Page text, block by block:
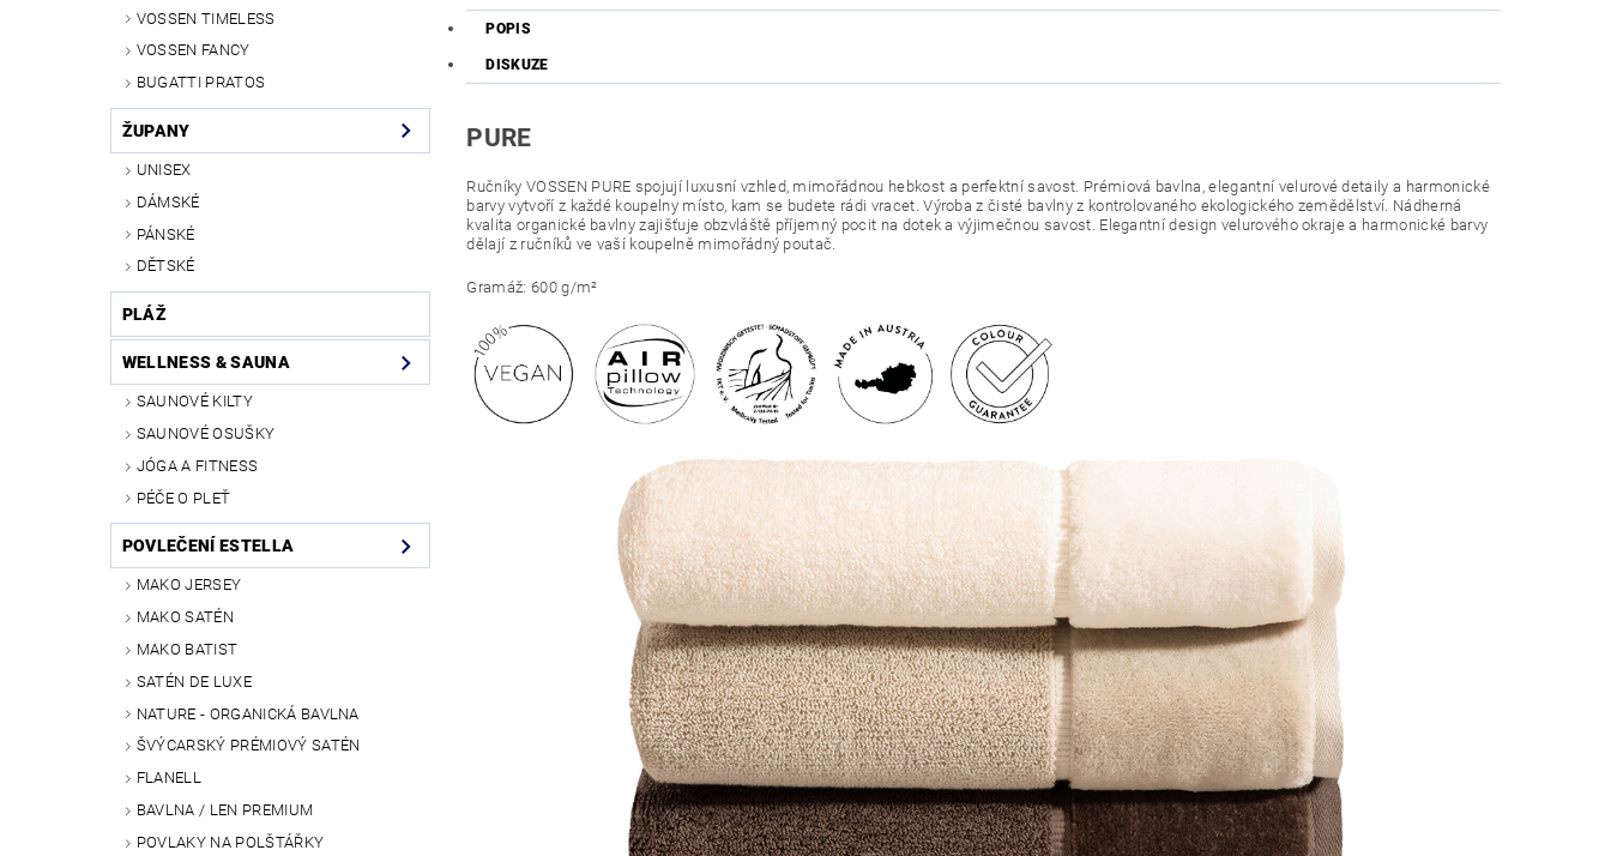
VOSSEN TIMELESS
VOSSEN FANCY
BUGATTI PRATOS
ŽUPANY
UNISEX
DÁMSKÉ
PÁNSKÉ
DĚTSKÉ
PLÁŽ
WELLNESS & SAUNA
SAUNOVÉ KILTY
SAUNOVÉ OSUŠKY
JÓGA A FITNESS
PÉČE O PLEŤ
POVLEČENÍ ESTELLA
MAKO JERSEY
MAKO SATÉN
MAKO BATIST
SATÉN DE LUXE
NATURE - ORGANICKÁ BAVLNA
ŠVÝCARSKÝ PRÉMIOVÝ SATÉN
FLANELL
BAVLNA / LEN PREMIUM
POVLAKY NA POLŠTÁŘKY
POPIS
DISKUZE
PURE
Ručníky VOSSEN PURE spojují luxusní vzhled, mimořádnou hebkost a perfektní savost. Prémiová bavlna, elegantní velurové detaily a harmonické
barvy vytvoří z každé koupelny místo, kam se budete rádi vracet.Výroba z čisté bavlny z kontrolovaného ekologického zemědělství. Nádherná
kvalita organické bavlny zajišťuje obzvláště příjemný pocit na dotek a výjimečnou savost. Elegantní design velurového okraje a harmonické barvy
dělají z ručníků ve vaší koupelně mimořádný poutač.
Gramáž: 600 g/m²